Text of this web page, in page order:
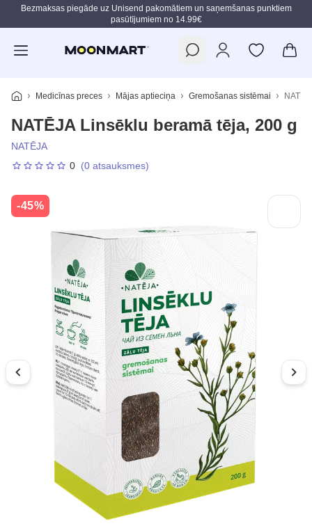
Pāriet uz galveno saturu
Bezmaksas piegāde uz Unisend pakomātiem un saņemšanas punktiem
pasūtījumiem no 14.99€
Medicīnas preces Mājas aptieciņa Gremošanas sistēmai
NATĒJA Linsēklu beramā tēja, 200 g
NATĒJA
0 (0 atsauksmes)
-45%